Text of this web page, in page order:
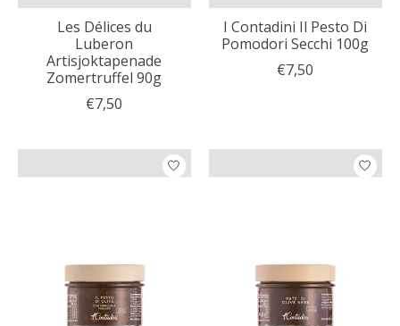
Les Délices du
Luberon
Artisjoktapenade
Zomertruffel 90g
€7,50
I Contadini Il Pesto Di
Pomodori Secchi 100g
€7,50